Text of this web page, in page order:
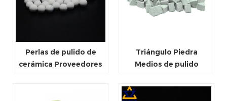
Perlas de pulido de
cerámica Proveedores
Triángulo Piedra
Medios de pulido
material de pulido